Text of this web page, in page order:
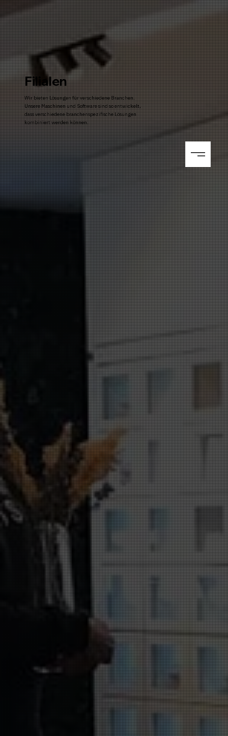
Filialen
Wir bieten Lösungen für verschiedene Branchen.
Unsere Maschinen und Software sind so entwickelt,
dass verschiedene branchenspezifische Lösungen
kombiniert werden können.